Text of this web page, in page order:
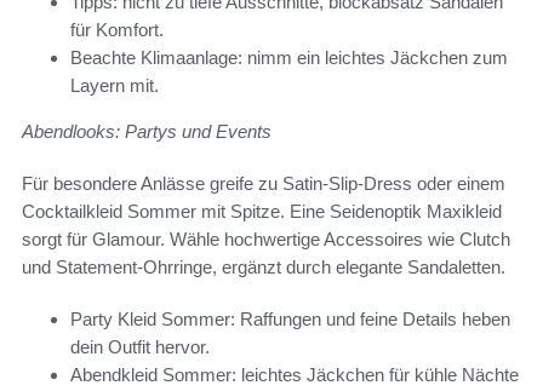
für Komfort.
Beachte Klimaanlage: nimm ein leichtes Jäckchen zum
Layern mit.
Abendlooks: Partys und Events
Für besondere Anlässe greife zu Satin-Slip-Dress oder einem
Cocktailkleid Sommer mit Spitze. Eine Seidenoptik Maxikleid
sorgt für Glamour. Wähle hochwertige Accessoires wie Clutch
und Statement-Ohrringe, ergänzt durch elegante Sandaletten.
Party Kleid Sommer: Raffungen und feine Details heben
dein Outfit hervor.
Abendkleid Sommer: leichtes Jäckchen für kühle Nächte